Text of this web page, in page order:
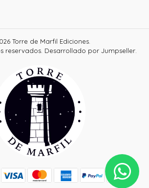
Torre de Marfil Ediciones.
reservados. Desarrollado por Jumpseller.